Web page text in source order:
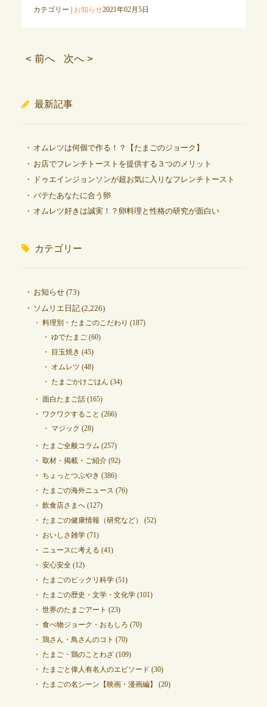
カテゴリー | お知らせ2021年02月5日
< 前へ 次へ >
最新記事
オムレツは何個で作る！？【たまごのジョーク】
お店でフレンチトーストを提供する３つのメリット
ドゥエインジョンソンが超お気に入りなフレンチトースト
バテたあなたに合う卵
オムレツ好きは誠実！？卵料理と性格の研究が面白い
カテゴリー
お知らせ(73)
ソムリエ日記(2,226)
料理別・たまごのこだわり (187)
ゆでたまご(60)
目玉焼き (45)
オムレツ (48)
たまごかけごはん (34)
面白たまご話(165)
ワクワクすること (266)
マジック (28)
たまご全般コラム (257)
取材・掲載・ご紹介(92)
ちょっとつぶやき (386)
たまごの海外ニュース (76)
飲食店さまへ(127)
たまごの健康情報（研究など）
(52)
おいしさ雑学(71)
ニュースに考える (41)
安心安全(12)
たまごのビックリ科学(51)
たまごの歴史・文学・文化学(101)
世界のたまごアート (23)
食べ物ジョーク・おもしろ (70)
鶏さん・鳥さんのコト (70)
たまご・鶏のことわざ(109)
たまごと偉人有名人のエピソード (30)
たまごの名シーン【映画・漫画編】
(20)